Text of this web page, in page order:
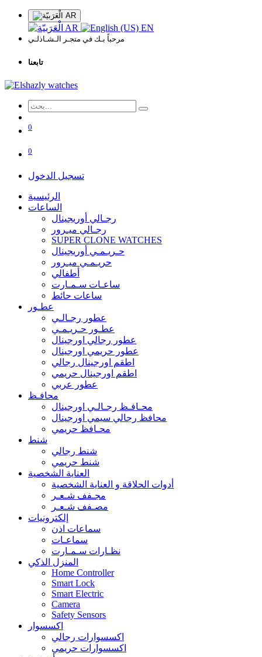
AR
AR EN
مرحباً بـك في متجـر الـشـاذلـي
تابعنا
0
0
تسجيل الدخول
الرئيسية
الساعات
رجـالي أوريجينال
رجـالي ميـرور
SUPER CLONE WATCHES
حـريـمـي أوريجينال
حريـمـي ميـرور
أطفالي
ساعـات سـمـارت
ساعات حائط
عطـور
عطور رجـالـي
عطـور حـريـمـي
عطور رجالي اورجينال
عطور حريمي اورجينال
اطقم اورجينال رجالي
اطقم اورجينال حريمي
عطور عربي
محافـظ
محـافـظ رجـالـي اورجينال
محافظ رجالي سيمي اورجينال
محـافظ حريمي
شنط
شنط رجالي
شنط حريمي
العناية الشخصية
أدوات الحلاقة و العناية الشخصية
مجـفف شـعـر
مصـفف شـعـر
إلكترونيات
سماعات اذن
سماعـات
نظـارات سـمـارت
المنزل الذكي
Home Controller
Smart Lock
Smart Electric
Camera
Safety Sensors
اكسسوار
اكسسوارات رجالي
اكسسوارات حريمي